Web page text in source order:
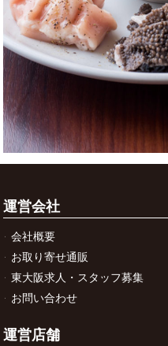
運営会社
会社概要
お取り寄せ通販
東大阪求人・スタッフ募集
お問い合わせ
運営店舗